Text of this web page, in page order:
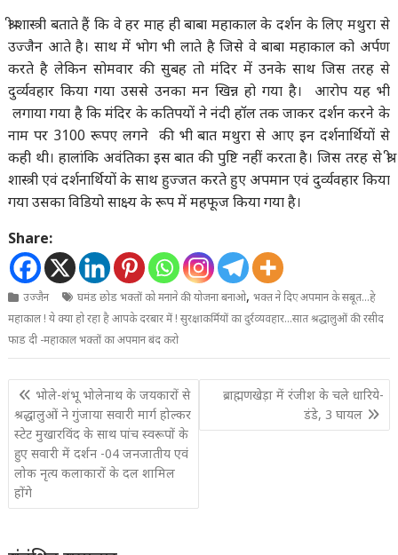
श्री शास्त्री बताते हैं कि वे हर माह ही बाबा महाकाल के दर्शन के लिए मथुरा से
उज्जैन आते है। साथ में भोग भी लाते है जिसे वे बाबा महाकाल को अर्पण
करते है लेकिन सोमवार की सुबह तो मंदिर में उनके साथ जिस तरह से
दुर्व्यवहार किया गया उससे उनका मन खिन्न हो गया है। आरोप यह भी
लगाया गया है कि मंदिर के कतिपयों ने नंदी हॉल तक जाकर दर्शन करने के
नाम पर 3100 रूपए लगने की भी बात मथुरा से आए इन दर्शनार्थियों से
कही थी। हालांकि अवंतिका इस बात की पुष्टि नहीं करता है। जिस तरह से श्री
शास्त्री एवं दर्शनार्थियों के साथ हुज्जत करते हुए अपमान एवं दुर्व्यवहार किया
गया उसका विडियो साक्ष्य के रूप में महफूज किया गया है।
Share:
उज्जैन घमंड छोड भक्तों को मनाने की योजना बनाओ,भक्त ने दिए अपमान के सबूत…हे
महाकाल ! ये क्या हो रहा है आपके दरबार में ! सुरक्षाकर्मियों का दुर्रव्यवहार…सात श्रद्धालुओं की रसीद
फाड दी -महाकाल भक्तों का अपमान बंद करो
Post
navigation
भोले-शंभू भोलेनाथ के जयकारों से
श्रद्धालुओं ने गुंजाया सवारी मार्ग होल्कर
स्टेट मुखारविंद के साथ पांच स्वरूपों के
हुए सवारी में दर्शन -04 जनजातीय एवं
लोक नृत्य कलाकारों के दल शामिल
होंगे
ब्राह्मणखेड़ा में रंजीश के चले धारिये-
डंडे, 3 घायल